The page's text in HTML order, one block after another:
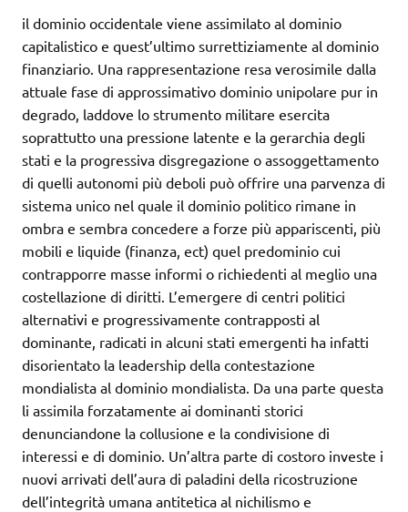
il dominio occidentale viene assimilato al dominio
capitalistico e quest’ultimo surrettiziamente al dominio
finanziario. Una rappresentazione resa verosimile dalla
attuale fase di approssimativo dominio unipolare pur in
degrado, laddove lo strumento militare esercita
soprattutto una pressione latente e la gerarchia degli
stati e la progressiva disgregazione o assoggettamento
di quelli autonomi più deboli può offrire una parvenza di
sistema unico nel quale il dominio politico rimane in
ombra e sembra concedere a forze più appariscenti, più
mobili e liquide (finanza, ect) quel predominio cui
contrapporre masse informi o richiedenti al meglio una
costellazione di diritti. L’emergere di centri politici
alternativi e progressivamente contrapposti al
dominante, radicati in alcuni stati emergenti ha infatti
disorientato la leadership della contestazione
mondialista al dominio mondialista. Da una parte questa
li assimila forzatamente ai dominanti storici
denunciandone la collusione e la condivisione di
interessi e di dominio. Un’altra parte di costoro investe i
nuovi arrivati dell’aura di paladini della ricostruzione
dell’integrità umana antitetica al nichilismo e